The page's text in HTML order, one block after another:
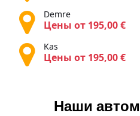
Demre
Цены от 195,00 €
Kas
Цены от 195,00 €
Наши